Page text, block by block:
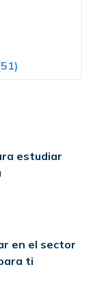
estudiar
en el sector
ti